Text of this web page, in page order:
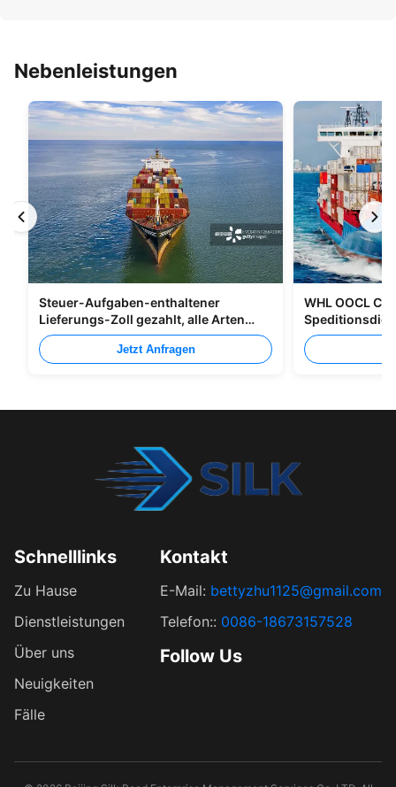
Nebenleistungen
Steuer-Aufgaben-enthaltener
Lieferungs-Zoll gezahlt, alle Arten
Verpacken versendend
Jetzt Anfragen
WHL OOCL
nach Kanada
Schnelllinks
Zu Hause
Dienstleistungen
Über uns
Neuigkeiten
Fälle
Kontakt
E-Mail: bettyzhu1125@gmail.com
Telefon:: 0086-18673157528
Follow Us